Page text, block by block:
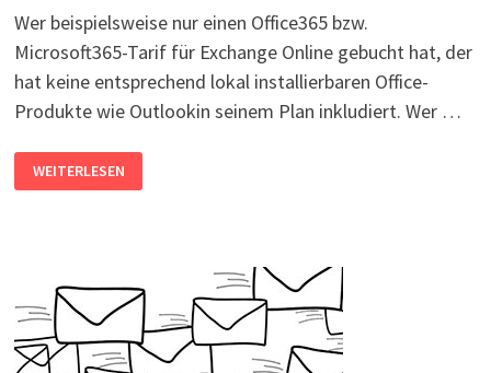
Wer beispielsweise nur einen Office365 bzw.
Microsoft365-Tarif für Exchange Online gebucht hat, der
hat keine entsprechend lokal installierbaren Office-
Produkte wie Outlookin seinem Plan inkludiert. Wer …
OFFICE365-
KONTEN
IN
NUTZEN
WEITERLESEN